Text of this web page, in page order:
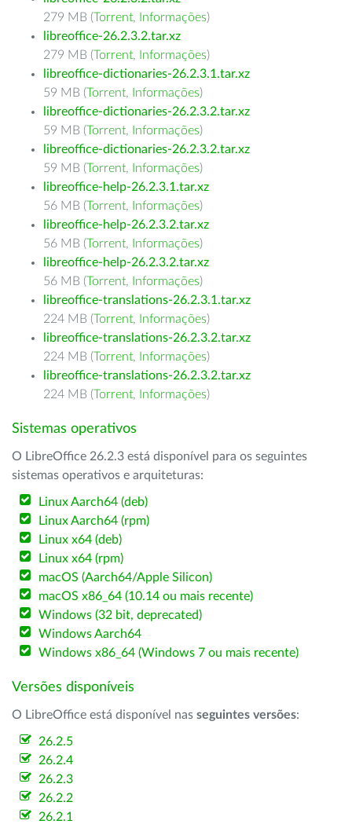
279 MB (Torrent, Informações)
libreoffice-26.2.3.2.tar.xz
279 MB (Torrent, Informações)
libreoffice-dictionaries-26.2.3.1.tar.xz
59 MB (Torrent, Informações)
libreoffice-dictionaries-26.2.3.2.tar.xz
59 MB (Torrent, Informações)
libreoffice-dictionaries-26.2.3.2.tar.xz
59 MB (Torrent, Informações)
libreoffice-help-26.2.3.1.tar.xz
56 MB (Torrent, Informações)
libreoffice-help-26.2.3.2.tar.xz
56 MB (Torrent, Informações)
libreoffice-help-26.2.3.2.tar.xz
56 MB (Torrent, Informações)
libreoffice-translations-26.2.3.1.tar.xz
224 MB (Torrent, Informações)
libreoffice-translations-26.2.3.2.tar.xz
224 MB (Torrent, Informações)
libreoffice-translations-26.2.3.2.tar.xz
224 MB (Torrent, Informações)
Sistemas operativos
O LibreOffice 26.2.3 está disponível para os seguintes
sistemas operativos e arquiteturas:
Linux Aarch64 (deb)
Linux Aarch64 (rpm)
Linux x64 (deb)
Linux x64 (rpm)
macOS (Aarch64/Apple Silicon)
macOS x86_64 (10.14 ou mais recente)
Windows (32 bit, deprecated)
Windows Aarch64
Windows x86_64 (Windows 7 ou mais recente)
Versões disponíveis
O LibreOffice está disponível nas seguintes versões:
26.2.5
26.2.4
26.2.3
26.2.2
26.2.1